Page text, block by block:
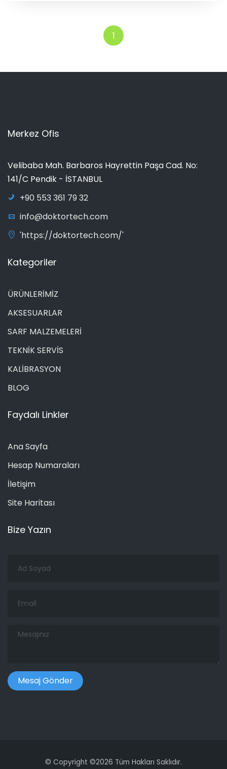
1
Merkez Ofis
Velibaba Mah. Barbaros Hayrettin Paşa Cad. No:
141/C Pendik - İSTANBUL
+90 553 361 79 32
info@doktortech.com
'https://doktortech.com/'
Kategoriler
ÜRÜNLERİMİZ
AKSESUARLAR
SARF MALZEMELERİ
TEKNİK SERVİS
KALİBRASYON
BLOG
Faydalı Linkler
Ana Sayfa
Hesap Numaraları
İletişim
Site Haritası
Bize Yazın
Soyad
Mesajınız
© Copyright ©2026 Tüm Hakları Saklıdır.